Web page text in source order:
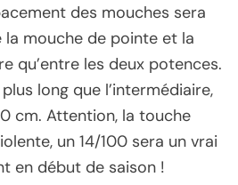
des mouches sera
mouche de pointe et la
qu’entre les deux potences.
long que l’intermédiaire,
cm. Attention, la touche
un 14/100 sera un vrai
en début de saison !